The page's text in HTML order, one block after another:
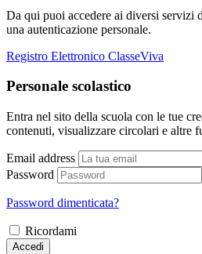
Da qui puoi accedere ai diversi servizi
una autenticazione personale.
Registro Elettronico ClasseViva
Personale scolastico
Entra nel sito della scuola con le tue
contenuti, visualizzare circolari e altre
Email address
Password
Password dimenticata?
Ricordami
Accedi